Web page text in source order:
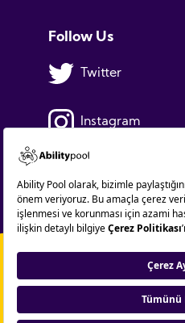
Follow Us
Twitter
Instagram
Linkedin
Copyright © 2021. AbilityPool. All